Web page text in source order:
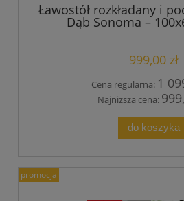
Ławostół rozkładany i
Dąb Sonoma –
999,00 zł
Cena regularna:1
Najniższa cena:
do koszyka
promocja